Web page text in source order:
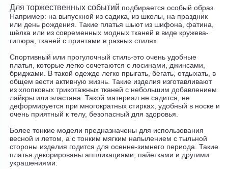
Для торжественных событий подбирается особый образ.
Например: на выпускной из садика, из школы, на праздник
или день рождения. Такие платья шьют из шифона, фатина,
шёлка или из современных модных тканей в виде кружева-
гипюра, тканей с принтами в разных стилях.
Спортивный или прогулочный стиль-это очень удобные
платья, которые легко сочетаются с лосинами, джинсами,
бриджами. В такой одежде легко прыгать, бегать, отдыхать, в
общем вести активную жизнь. Такие изделия изготавливают
из хлопковых трикотажных тканей с небольшим добавлением
лайкры или эластана. Такой материал не садится, не
деформируется при многократных стирках, удобный в носке и
очень приятный к телу, безопасный для здоровья.
Более тонкие модели предназначены для использования
весной и летом, а с тонким мягким напылением с тыльной
стороны изделия годится для осенне-зимнего периода. Такие
платья декорированы аппликациями, пайетками и другими
украшениями.